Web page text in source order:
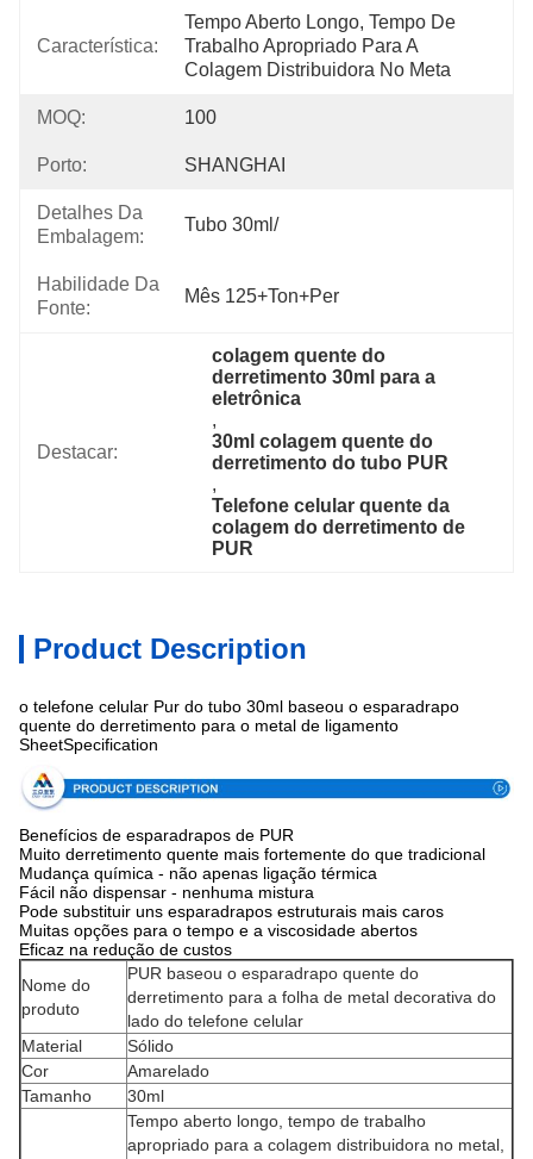
Característica:
Tempo Aberto Longo, Tempo De
Trabalho Apropriado Para A
Colagem Distribuidora No Meta
MOQ: 100
Porto: SHANGHAI
Detalhes Da
Embalagem:
Tubo 30ml/
Habilidade Da
Fonte:
Mês 125+Ton+per
Destacar:
colagem quente do
derretimento 30ml para a
eletrônica
,
30ml colagem quente do
derretimento do tubo PUR
,
Telefone celular quente da
colagem do derretimento de
PUR
Product Description
o telefone celular Pur do tubo 30ml baseou o esparadrapo
quente do derretimento para o metal de ligamento
SheetSpecification
Benefícios de esparadrapos de PUR
Muito derretimento quente mais fortemente do que tradicional
Mudança química - não apenas ligação térmica
Fácil não dispensar - nenhuma mistura
Pode substituir uns esparadrapos estruturais mais caros
Muitas opções para o tempo e a viscosidade abertos
Eficaz na redução de custos
Nome do
produto
PUR baseou o esparadrapo quente do
derretimento para a folha de metal decorativa do
lado do telefone celular
Material
Sólido
Cor
Amarelado
Tamanho
30ml
Tempo aberto longo, tempo de trabalho
apropriado para a colagem distribuidora no metal,